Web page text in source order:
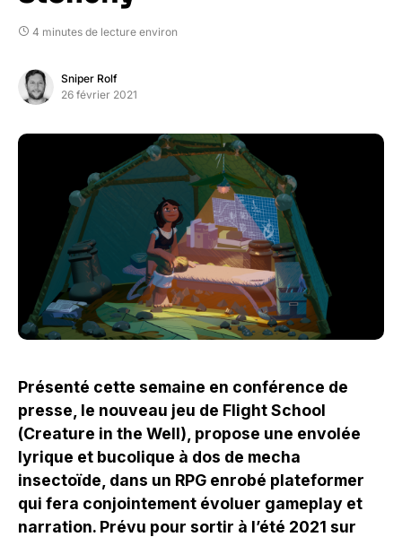
4 minutes de lecture environ
Sniper Rolf
26 février 2021
Présenté cette semaine en conférence de
presse, le nouveau jeu de Flight School
(Creature in the Well), propose une envolée
lyrique et bucolique à dos de mecha
insectoïde, dans un RPG enrobé plateformer
qui fera conjointement évoluer gameplay et
narration. Prévu pour sortir à l’été 2021 sur